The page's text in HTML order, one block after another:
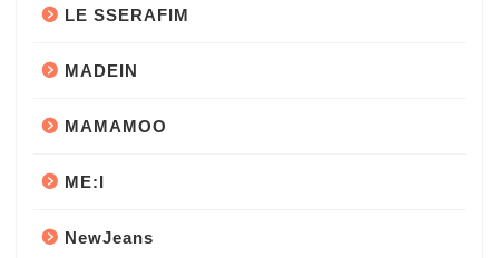
LE SSERAFIM
MADEIN
MAMAMOO
ME:I
NewJeans